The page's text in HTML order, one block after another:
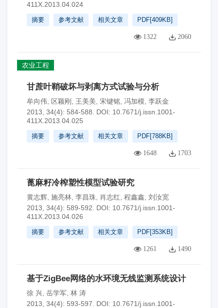
411X.2013.04.024
摘要 参考文献 相关文章 PDF[409KB]
1322 2060
农业工程
甘蔗叶鞘破坏与剥离方式试验与分析
牟向伟 区颖刚 王美美 宋键铭 冯加模 李跃金
2013, 34(4): 584-588.
DOI: 10.7671/j.issn.1001-
411X.2013.04.025
摘要 参考文献 相关文章 PDF[788KB]
1648 1703
蓖麻籽冷榨塑性模型试验研究
黄志辉 施亮林 李昌珠 肖志红 程鑫鑫 刘汝宽
2013, 34(4): 589-592.
DOI: 10.7671/j.issn.1001-
411X.2013.04.026
摘要 参考文献 相关文章 PDF[353KB]
1261 1490
基于ZigBee网络的水环境无线监测系统设计
徐 兴 岳学军 林 涛
2013, 34(4): 593-597.
DOI: 10.7671/j.issn.1001-